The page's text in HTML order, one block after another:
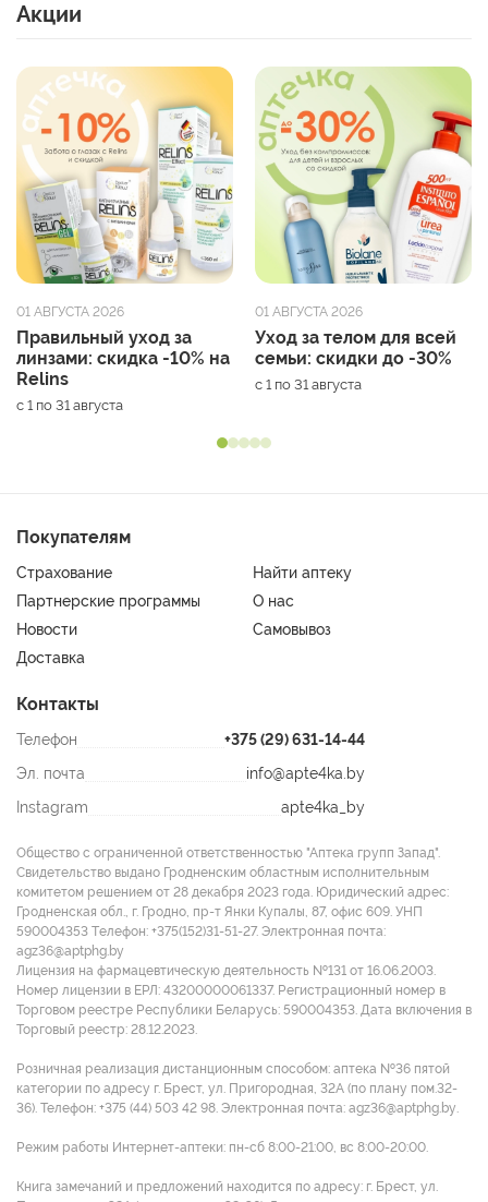
Акции
01 АВГУСТА 2026
Правильный уход за
линзами: скидка -10% на
Relins
с 1 по 31 августа
01 АВГУСТА 2026
Уход за телом для всей
семьи: скидки до -30%
с 1 по 31 августа
Покупателям
Страхование
Найти аптеку
Партнерские программы
О нас
Новости
Самовывоз
Доставка
Контакты
Телефон
+375 (29) 631-14-44
Эл. почта
info@apte4ka.by
Instagram
apte4ka_by
Общество с ограниченной ответственностью "Аптека групп Запад".
Свидетельство выдано Гродненским областным исполнительным
комитетом решением от 28 декабря 2023 года. Юридический адрес:
Гродненская обл., г. Гродно, пр-т Янки Купалы, 87, офис 609. УНП
590004353 Tелефон: +375(152)31-51-27. Электронная почта:
agz36@aptphg.by
Лицензия на фармацевтическую деятельность №131 от 16.06.2003.
Номер лицензии в ЕРЛ: 43200000061337. Регистрационный номер в
Торговом реестре Республики Беларусь: 590004353. Дата включения в
Торговый реестр: 28.12.2023.
Розничная реализация дистанционным способом: аптека №36 пятой
категории по адресу г. Брест, ул. Пригородная, 32А (по плану пом.32-
36). Телефон: +375 (44) 503 42 98. Электронная почта: agz36@aptphg.by.
Режим работы Интернет-аптеки: пн-сб 8:00-21:00, вс 8:00-20:00.
Книга замечаний и предложений находится по адресу: г. Брест, ул.